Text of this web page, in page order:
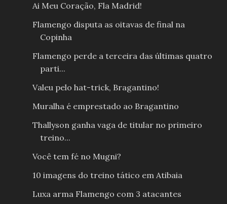
Ai Meu Coração, Fla Madrid!
Flamengo disputa as oitavas de final na
Copinha
Flamengo perde a terceira das últimas quatro
parti...
Valeu pelo hat-trick, Bragantino!
Muralha é emprestado ao Bragantino
Thallyson ganha vaga de titular no primeiro
treino...
Você tem fé no Mugni?
10 imagens do treino tático em Atibaia
Luxa arma Flamengo com 3 atacantes